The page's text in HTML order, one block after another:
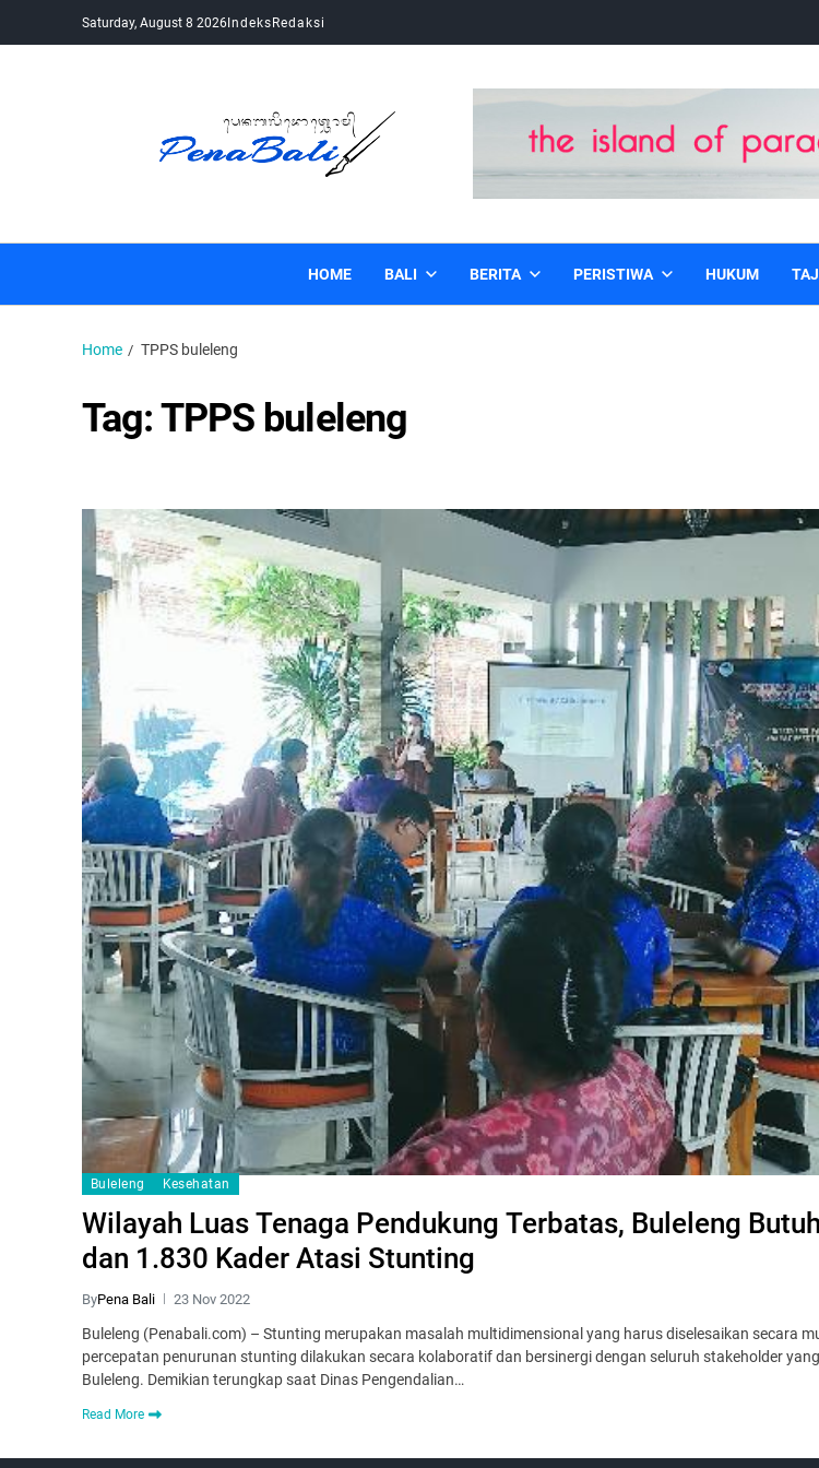
Saturday, August 8 2026IndeksRedaksi
HOME BALI BERITA PERISTIWA HUKUM
Home TPPS buleleng
Tag:TPPS buleleng
Buleleng Kesehatan
Wilayah Luas Tenaga Pendukung Terbatas, Buleleng
dan 1.830 Kader Atasi Stunting
ByPena Bali 23 Nov 2022
Buleleng (Penabali.com) – Stunting merupakan masalah multidimensional yang harus diselesaikan secara
percepatan penurunan stunting dilakukan secara kolaboratif dan bersinergi dengan seluruh stakeholder
Buleleng. Demikian terungkap saat Dinas Pengendalian…
Read More